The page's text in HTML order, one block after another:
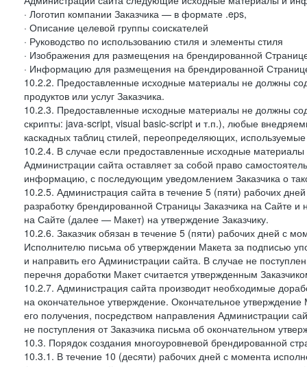
· Логотип компании Заказчика — в формате .eps,
· Описание целевой группы соискателей
· Руководство по использованию стиля и элементы стиля
· Изображения для размещения на брендированной
· Информацию для размещения на брендированной
10.2.2. Предоставленные исходные материалы не должны
продуктов или услуг Заказчика.
10.2.3. Предоставленные исходные материалы не должны
скрипты: java-script, visual basic-script и т.п.), любые
каскадных таблиц стилей, переопределяющих,
10.2.4. В случае если предоставленные исходные
Администрации сайта оставляет за собой право
информацию, с последующим уведомлением Заказчика о
10.2.5. Администрация сайта в течение 5 (пяти) рабочих
разработку брендированной Страницы Заказчика на Сайте
на Сайте (далее — Макет) на утверждение Заказчику.
10.2.6. Заказчик обязан в течение 5 (пяти) рабочих дней с
Исполнителю письма об утверждении Макета за подписью
и направить его Администрации сайта. В случае не
перечня доработки Макет считается утвержденным
10.2.7. Администрация сайта производит необходимые
на окончательное утверждение. Окончательное
его получения, посредством направления Администрации
не поступления от Заказчика письма об окончательном
10.3. Порядок создания многоуровневой брендированной
10.3.1. В течение 10 (десяти) рабочих дней с момента